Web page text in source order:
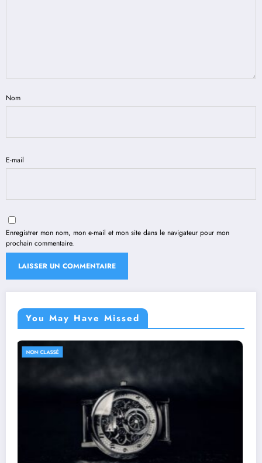
Nom
E-mail
Enregistrer mon nom, mon e-mail et mon site dans le navigateur pour mon
prochain commentaire.
You May Have Missed